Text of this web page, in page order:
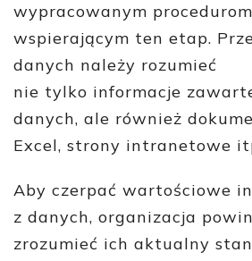
wypracowanym
wspierającym ten etap.
danych należy rozumieć
nie tylko informacje
danych, ale również
Excel, strony intranetowe
Aby czerpać wartościowe
z danych, organizacja
zrozumieć ich aktualny